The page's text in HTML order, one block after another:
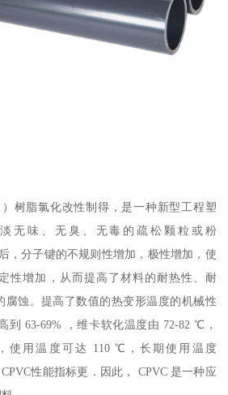
树脂氯化改性制得，是一种新型工程塑
无味、无臭、无毒的疏松颗粒或粉
，分子键的不规则性增加，极性增加，使
性增加，从而提高了材料的耐热性、耐
腐蚀。提高了数值的热变形温度的机械性
到 63-69% ，维卡软化温度由 72-82 ℃，
使用温度可达 110 ℃，长期使用温度
性能指标更．因此， CPVC 是一种应